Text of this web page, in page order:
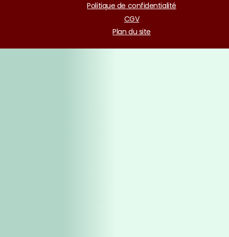
Politique de confidentialité
CGV
Plan du site